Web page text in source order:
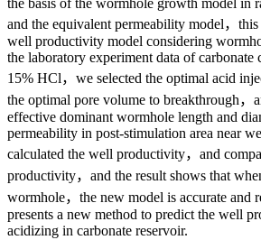
the basis of the wormhole growth model in
and the equivalent permeability model，this
well productivity model considering
the laboratory experiment data of carbonate
15% HCl，we selected the optimal acid
the optimal pore volume to breakthrough，
effective dominant wormhole length and
permeability in post-stimulation area near
calculated the well productivity，and
productivity，and the result shows that
wormhole，the new model is accurate and
presents a new method to predict the well
acidizing in carbonate reservoir.